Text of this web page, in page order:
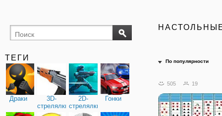
ТЕГИ
Драки
3D-
стрелялки
2D-
стрелялки
Гонки
По популярности
505 19